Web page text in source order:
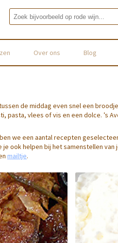
Over ons Blog
de middag even snel een
pasta, vlees of vis en een dolce. ’s
we een aantal recepten
ook helpen bij het samenstellen van
mailtje.